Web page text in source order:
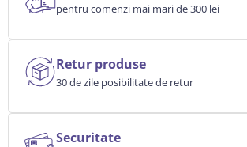
pentru comenzi mai mari de 300 lei
Retur produse
30 de zile posibilitate de retur
Securitate